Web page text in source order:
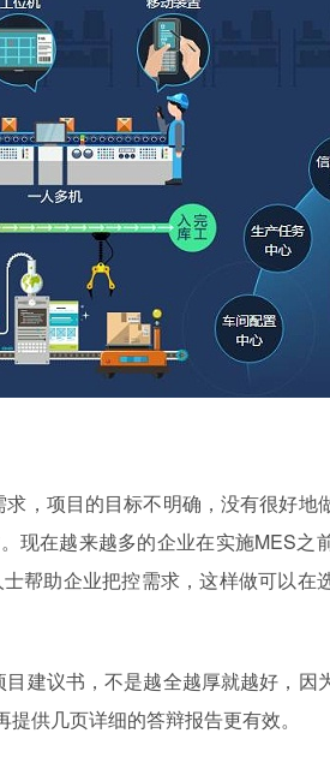
，项目的目标不明确，没有很好地
现在越来越多的企业在实施MES之
帮助企业把控需求，这样做可以在
建议书，不是越全越厚就越好，因
供几页详细的答辩报告更有效。